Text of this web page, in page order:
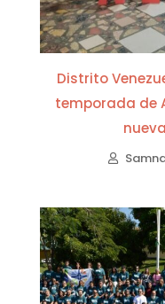
Distrito
temporada de